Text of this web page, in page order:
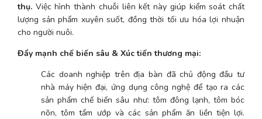
thụ. Việc hình thành chuỗi liên kết này giúp kiểm soát chất
lượng sản phẩm xuyên suốt, đồng thời tối ưu hóa lợi nhuận
cho người nuôi.
Đẩy mạnh chế biến sâu & Xúc tiến thương mại:
Các doanh nghiệp trên địa bàn đã chủ động đầu tư
nhà máy hiện đại, ứng dụng công nghệ để tạo ra các
sản phẩm chế biến sâu như: tôm đông lạnh, tôm bóc
nõn, tôm tẩm ướp và các sản phẩm ăn liền tiện lợi.